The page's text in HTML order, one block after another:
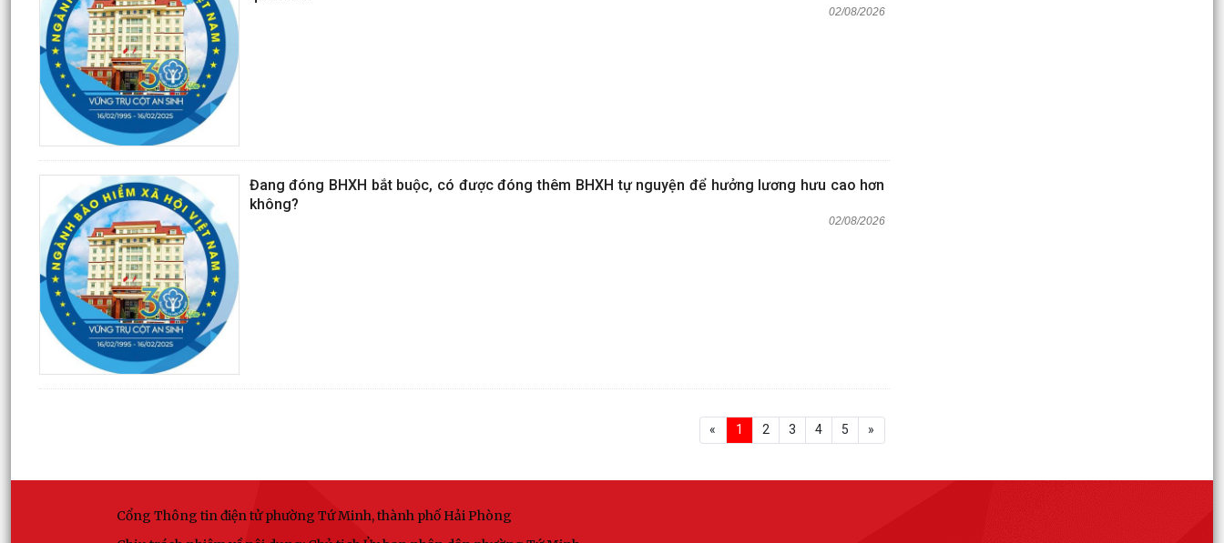
02/08/2026
Đang đóng BHXH bắt buộc, có được đóng thêm BHXH tự nguyện để hưởng lương hưu cao hơn
không?
02/08/2026
« 1 2 3 4 5 »
Cổng Thông tin điện tử phường Tứ Minh, thành phố Hải Phòng